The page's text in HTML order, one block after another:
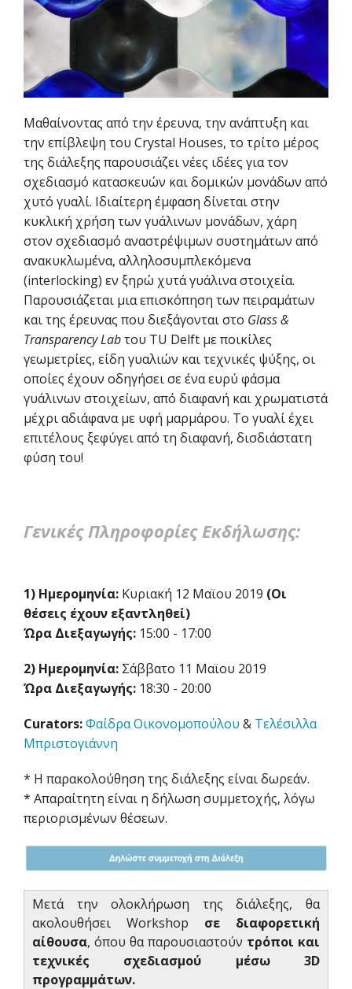
Μαθαίνοντας από την έρευνα, την ανάπτυξη και
την επίβλεψη του Crystal Houses, το τρίτο μέρος
της διάλεξης παρουσιάζει νέες ιδέες για τον
σχεδιασμό κατασκευών και δομικών μονάδων από
χυτό γυαλί. Ιδιαίτερη έμφαση δίνεται στην
κυκλική χρήση των γυάλινων μονάδων, χάρη
στον σχεδιασμό αναστρέψιμων συστημάτων από
ανακυκλωμένα, αλληλοσυμπλεκόμενα
(interlocking) εν ξηρώ χυτά γυάλινα στοιχεία.
Παρουσιάζεται μια επισκόπηση των πειραμάτων
και της έρευνας που διεξάγονται στο Glass &
Transparency Labτου TU Delft με ποικίλες
γεωμετρίες, είδη γυαλιών και τεχνικές ψύξης, οι
οποίες έχουν οδηγήσει σε ένα ευρύ φάσμα
γυάλινων στοιχείων, από διαφανή και χρωματιστά
μέχρι αδιάφανα με υφή μαρμάρου. Το γυαλί έχει
επιτέλους ξεφύγει από τη διαφανή, δισδιάστατη
φύση του!
Γενικές Πληροφορίες Εκδήλωσης:
1) Ημερομηνία: Κυριακή 12 Μαϊου 2019 (Οι
θέσεις έχουν εξαντληθεί)
Ώρα Διεξαγωγής: 15:00 - 17:00
2) Ημερομηνία: Σάββατο 11 Μαϊου 2019
Ώρα Διεξαγωγής: 18:30 - 20:00
Curators:Φαίδρα Οικονομοπούλου & Τελέσιλλα
Μπριστογιάννη
* Η παρακολούθηση της διάλεξης είναι δωρεάν.
* Απαραίτητη είναι η δήλωση συμμετοχής, λόγω
περιορισμένων θέσεων.
Μετά την ολοκλήρωση της διάλεξης, θα
ακολουθήσει Workshop σε διαφορετική
αίθουσα, όπου θα παρουσιαστούν τρόποι και
τεχνικές σχεδιασμού μέσω 3D
προγραμμάτων.